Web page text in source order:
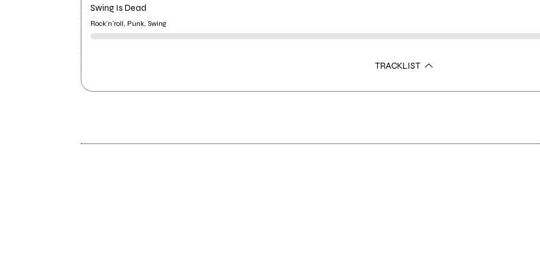
Swing Is Dead
Rock'n'roll, Punk, Swing
TRACKLIST